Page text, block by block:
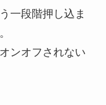
一段階押し込ま
ンオフされない